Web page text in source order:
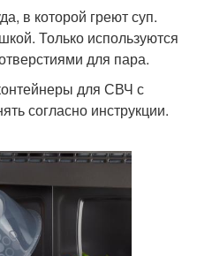
в которой греют суп.
Только используются
для пара.
для СВЧ с
согласно инструкции.